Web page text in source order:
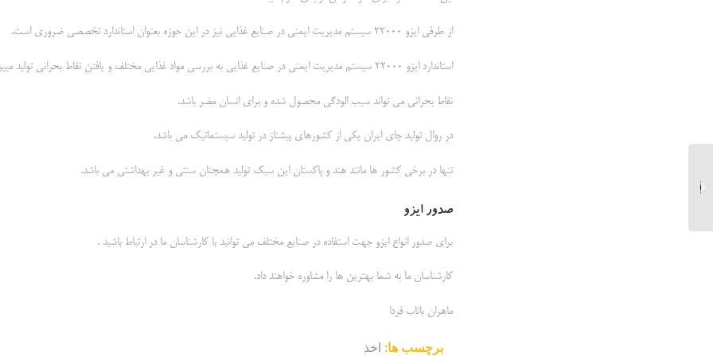
از طرفی ایزو 22000 سیستم مدیریت ایمنی در صنایع غذایی نیز در این حوزه بعنوان استاندارد تخصصی ضروری است.
استاندارد ایزو 22000 سیستم مدیریت ایمنی در صنایع غذایی به بررسی مواد غذایی مختلف و یافتن نقاط بحرانی تولید میپردازد.
نقاط بحرانی می تواند سبب الودگی محصول شده و برای انسان مضر باشد.
در روال تولید چای ایران یکی از کشورهای پیشتاز در تولید سیستماتیک می باشد.
تنها در برخی کشور ها مانند هند و پاکستان این سبک تولید همچنان سنتی و غیر بهداشتی می باشد.
صدور ایزو
برای صدور انواع ایزو جهت استفاده در صنایع مختلف می توانید با کارشناسان ما در ارتباط باشید .
کارشناسان ما به شما بهترین ها را مشاوره خواهند داد.
ماهران باتاب فردا
برچسب ها: اخذ